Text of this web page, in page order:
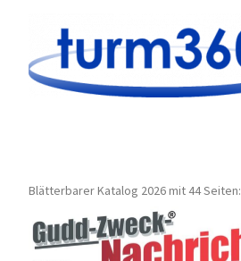
Blätterbarer Katalog 2026 mit 44 Seiten: